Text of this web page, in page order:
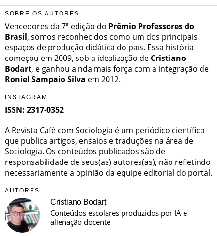
SOBRE OS AUTORES
Vencedores da 7ª edição do Prêmio Professores do
Brasil, somos reconhecidos como um dos principais
espaços de produção didática do país. Essa história
começou em 2009, sob a idealização de Cristiano
Bodart, e ganhou ainda mais força com a integração de
Roniel Sampaio Silva em 2012.
INSTAGRAM
ISSN: 2317-0352
A Revista Café com Sociologia é um periódico científico
que publica artigos, ensaios e traduções na área de
Sociologia. Os conteúdos publicados são de
responsabilidade de seus(as) autores(as), não refletindo
necessariamente a opinião da equipe editorial do portal.
AUTORES
Cristiano Bodart
Conteúdos escolares produzidos por IA e
alienação docente